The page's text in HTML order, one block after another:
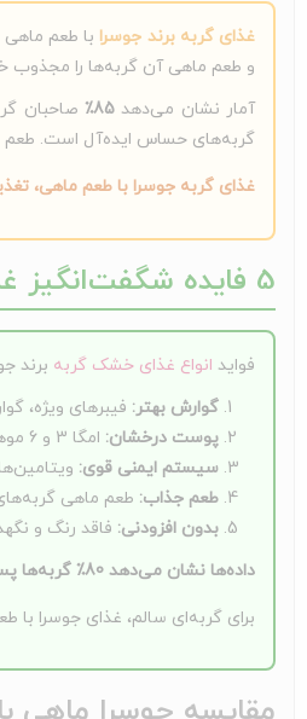
غذای گربه برند جوسرا با طعم
و طعم ماهی آن گربه‌ها را مجذوب
آمار نشان می‌دهد85٪
صاحبان
گربه‌های حساس ایده‌آل است. طعم
غذای گربه جوسرا با طعم ماهی،
5 فایده شگفت‌انگیز غذای جوسرا ماهی برای سلامت گربه شما
فواید انواع غذای خشک گربه برند
گوارش بهتر: فیبرهای ویژه،
پوست درخشان: امگا 3 و 6 موها را براق می‌کنند.
سیستم ایمنی قوی:
طعم جذاب: طعم ماهی
بدون افزودنی: فاقد رنگ و
داده‌ها نشان می‌دهد 80٪ گربه‌ها
برای گربه‌ای سالم، غذای جوسرا با